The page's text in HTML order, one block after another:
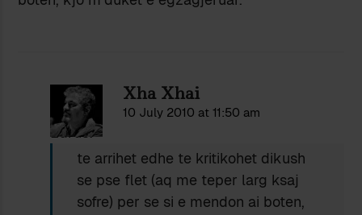
Xha Xhai
10 July 2010 at 11:50 am
Edrus:
te arrihet edhe te kritikohet dikush
se pse flet (aq me teper larg ksaj
sofre) per se si e mendon ai boten,